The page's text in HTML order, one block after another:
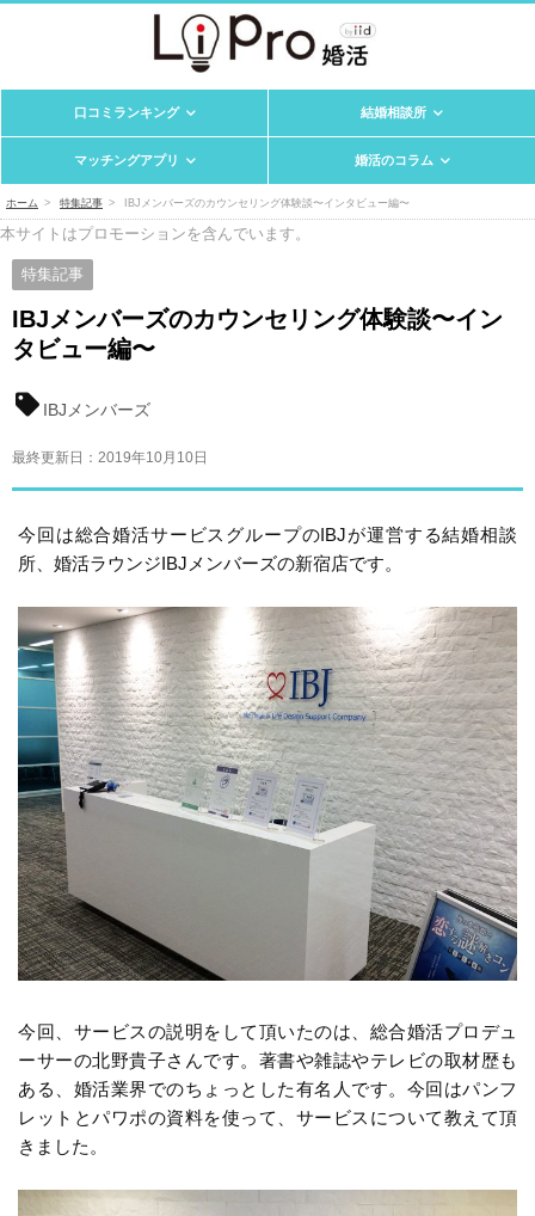
口コミランキング 結婚相談所
マッチングアプリ 婚活のコラム
ホーム 特集記事 IBJメンバーズのカウンセリング体験談〜インタビュー編〜
本サイトはプロモーションを含んでいます。
特集記事
IBJメンバーズのカウンセリング体験談〜イン
タビュー編〜
IBJメンバーズ
最終更新日： 2019年10月10日
今回は総合婚活サービスグループのIBJが運営する結婚相談
所、婚活ラウンジIBJメンバーズの新宿店です。
今回、サービスの説明をして頂いたのは、総合婚活プロデュ
ーサーの北野貴子さんです。著書や雑誌やテレビの取材歴も
ある、婚活業界でのちょっとした有名人です。今回はパンフ
レットとパワポの資料を使って、サービスについて教えて頂
きました。